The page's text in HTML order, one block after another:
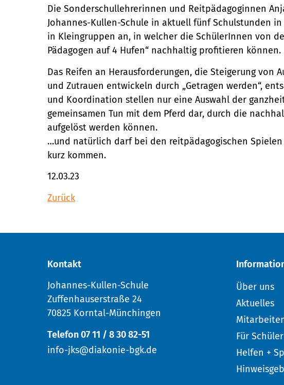
Die Sonderschullehrerinnen und Reitpädagoginnen
Johannes-Kullen-Schule in aktuell fünf Schulstunden
in Kleingruppen an, in welcher die SchülerInnen von
Pädagogen auf 4 Hufen“ nachhaltig profitieren können.
Das Reifen an Herausforderungen, die Steigerung von
und Zutrauen entwickeln durch „Getragen werden“,
und Koordination stellen nur eine Auswahl der
gemeinsamen Tun mit dem Pferd dar, durch die
aufgelöst werden können.
…und natürlich darf bei den reitpädagogischen
kurz kommen.
12.03.23
Zurück
Kontakt
Johannes-Kullen-Schule
Zuffenhauserstraße 24
70825 Korntal-Münchingen
Telefon 07 11 / 8 30 82-51
info-jks@diakonie-bgk.de
Über uns
Aktuelles
Für Schüler
Helfen +